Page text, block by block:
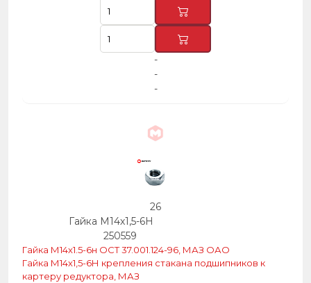
-
-
-
26
Гайка М14х1,5-6Н
250559
Гайка М14х1.5-6н ОСТ 37.001.124-96, МАЗ ОАО
Гайка М14х1,5-6Н крепления стакана подшипников к
картеру редуктора, МАЗ